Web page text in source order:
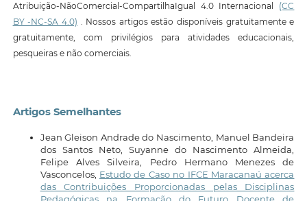
Atribuição-NãoComercial-CompartilhaIgual 4.0 Internacional (CC
BY -NC-SA 4.0) . Nossos artigos estão disponíveis gratuitamente e
gratuitamente, com privilégios para atividades educacionais,
pesqueiras e não comerciais.
Artigos Semelhantes
Jean Gleison Andrade do Nascimento, Manuel Bandeira
dos Santos Neto, Suyanne do Nascimento Almeida,
Felipe Alves Silveira, Pedro Hermano Menezes de
Vasconcelos, Estudo de Caso no IFCE Maracanaú acerca
das Contribuições Proporcionadas pelas Disciplinas
Pedagógicas na Formação do Futuro Docente de